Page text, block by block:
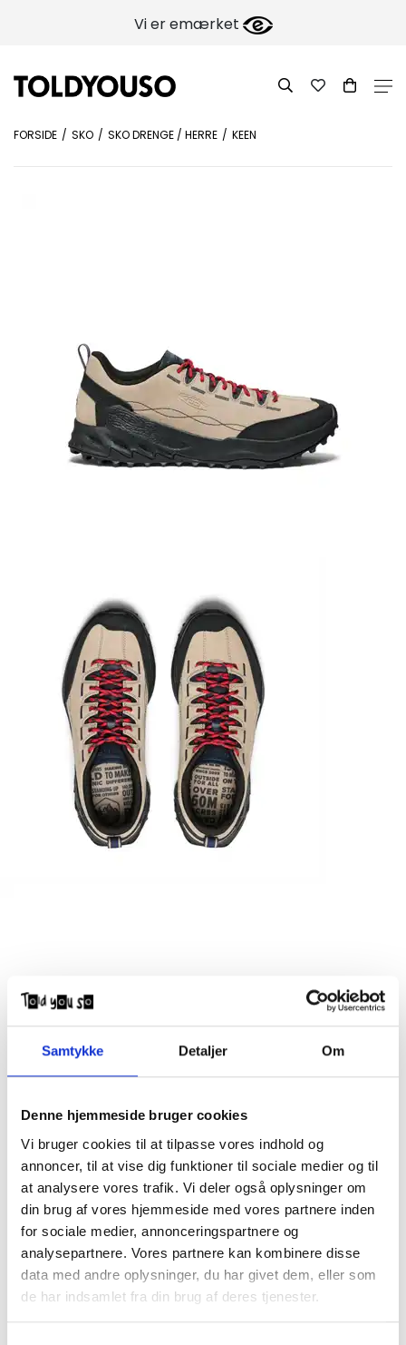
Samtykke Detaljer Om
Denne hjemmeside bruger cookies
Vi bruger cookies til at tilpasse vores indhold og
annoncer, til at vise dig funktioner til sociale medier og til
at analysere vores trafik. Vi deler også oplysninger om
din brug af vores hjemmeside med vores partnere inden
for sociale medier, annonceringspartnere og
analysepartnere. Vores partnere kan kombinere disse
data med andre oplysninger, du har givet dem, eller som
de har indsamlet fra din brug af deres tjenester.
Vi er emærket
FORSIDE SKO SKO DRENGE / HERRE KEEN
KEEN Jasper Zionic M Safari - Sky Captain
DKK1.300,00